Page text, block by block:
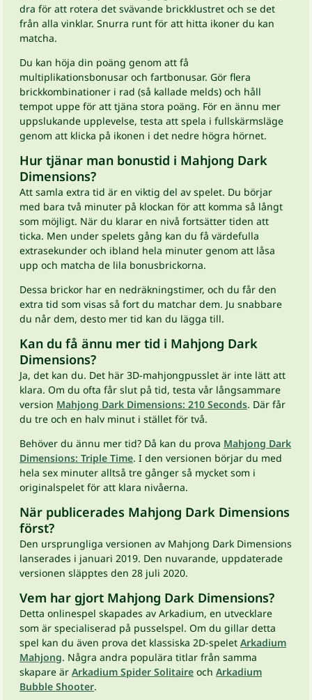
dra för att rotera det svävande brickklustret och se det
från alla vinklar. Snurra runt för att hitta ikoner du kan
matcha.
Du kan höja din poäng genom att få
multiplikationsbonusar och fartbonusar. Gör flera
brickkombinationer i rad (så kallade melds) och håll
tempot uppe för att tjäna stora poäng. För en ännu mer
uppslukande upplevelse, testa att spela i fullskärmsläge
genom att klicka på ikonen i det nedre högra hörnet.
Hur tjänar man bonustid i Mahjong Dark
Dimensions?
Att samla extra tid är en viktig del av spelet. Du börjar
med bara två minuter på klockan för att komma så långt
som möjligt. När du klarar en nivå fortsätter tiden att
ticka. Men under spelets gång kan du få värdefulla
extrasekunder och ibland hela minuter genom att låsa
upp och matcha de lila bonusbrickorna.
Dessa brickor har en nedräkningstimer, och du får den
extra tid som visas så fort du matchar dem. Ju snabbare
du når dem, desto mer tid kan du lägga till.
Kan du få ännu mer tid i Mahjong Dark
Dimensions?
Ja, det kan du. Det här 3D-mahjongpusslet är inte lätt att
klara. Om du ofta får slut på tid, testa vår långsammare
version Mahjong Dark Dimensions: 210 Seconds. Där får
du tre och en halv minut i stället för två.
Behöver du ännu mer tid? Då kan du prova Mahjong Dark
Dimensions: Triple Time. I den versionen börjar du med
hela sex minuter alltså tre gånger så mycket som i
originalspelet för att klara nivåerna.
När publicerades Mahjong Dark Dimensions
först?
Den ursprungliga versionen av Mahjong Dark Dimensions
lanserades i januari 2019. Den nuvarande, uppdaterade
versionen släpptes den 28 juli 2020.
Vem har gjort Mahjong Dark Dimensions?
Detta onlinespel skapades av Arkadium, en utvecklare
som är specialiserad på pusselspel. Om du gillar detta
spel kan du även prova det klassiska 2D-spelet Arkadium
Mahjong. Några andra populära titlar från samma
skapare är Arkadium Spider Solitaire och Arkadium
Bubble Shooter.